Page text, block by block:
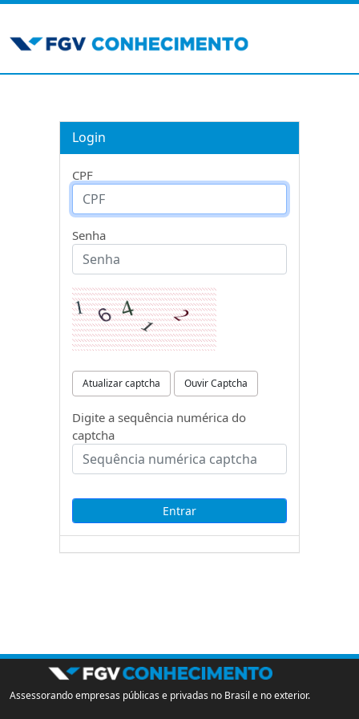
Login
CPF
Senha
Atualizar captcha Ouvir Captcha
Digite a sequência numérica do
captcha
Assessorando empresas públicas e privadas no Brasil e no exterior.